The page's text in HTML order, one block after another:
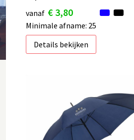
vanaf € 3,80
Minimale afname: 25
Details bekijken